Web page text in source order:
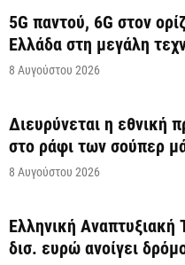
5G παντού, 6G στον
Ελλάδα στη μεγάλη
8 Αυγούστου 2026
Διευρύνεται η εθνική
στο ράφι των σούπερ
8 Αυγούστου 2026
Ελληνική
δισ. ευρώ ανοίγει